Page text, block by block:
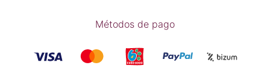
Métodos de pago